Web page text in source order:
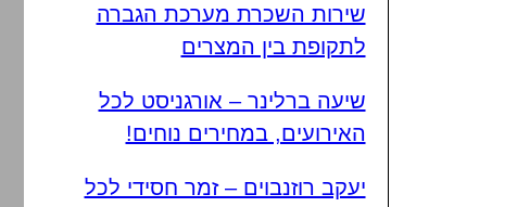
שירות השכרת מערכת הגברה
לתקופת בין המצרים
שיעה ברלינר – אורגניסט לכל
האירועים, במחירים נוחים!
יעקב רוזנבוים – זמר חסידי לכל